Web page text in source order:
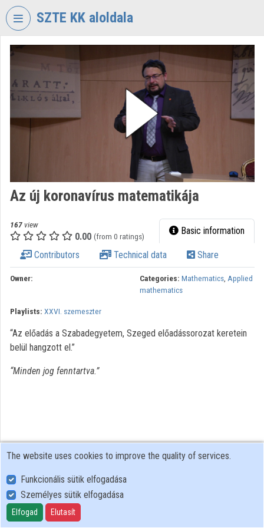
Skip header
SZTE KK aloldala
UNIVERSITY
OF
KLEBELSBERG
Organization home
Categories
Organization playlists
Contributors
Az új koronavírus matematikája
167 view
0.00 (from 0 ratings) Basic information
Contributors Technical data Share
Owner: Categories: Mathematics, Applied
mathematics
Playlists: XXVI. szemeszter
“Az előadás a Szabadegyetem, Szeged előadássorozat keretein
belül hangzott el.”
“Minden jog fenntartva.”
User Policy
Adatkezelési tájékoztató (en)
Cookie Policy
The website uses cookies to improve the quality of services.
Funkcionális sütik elfogadása
Személyes sütik elfogadása
Elfogad Elutasít